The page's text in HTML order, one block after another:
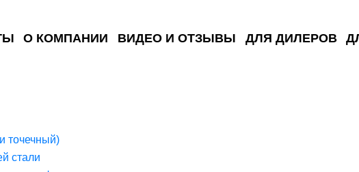
О КОМПАНИИ ВИДЕО И ОТЗЫВЫ ДЛЯ ДИЛЕРОВ
точечный)
стали